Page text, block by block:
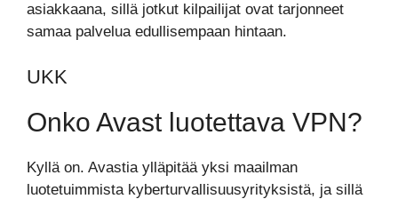
asiakkaana, sillä jotkut kilpailijat ovat tarjonneet
samaa palvelua edullisempaan hintaan.
UKK
Onko Avast luotettava VPN?
Kyllä on. Avastia ylläpitää yksi maailman
luotetuimmista kyberturvallisuusyrityksistä, ja sillä